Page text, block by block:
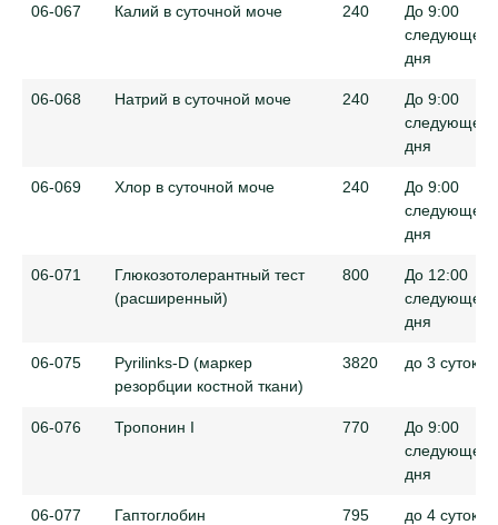
06-067 Калий в суточной моче 240
До 9:00
следующего
дня
06-068 Натрий в суточной моче 240
До 9:00
следующего
дня
06-069 Хлор в суточной моче 240
До 9:00
следующего
дня
06-071
Глюкозотолерантный тест
(расширенный)
800
До 12:00
следующего
дня
06-075
Pyrilinks-D (маркер
резорбции костной ткани)
3820 до 3 суток
06-076 Тропонин I 770
До 9:00
следующего
дня
06-077 Гаптоглобин 795 до 4 суток